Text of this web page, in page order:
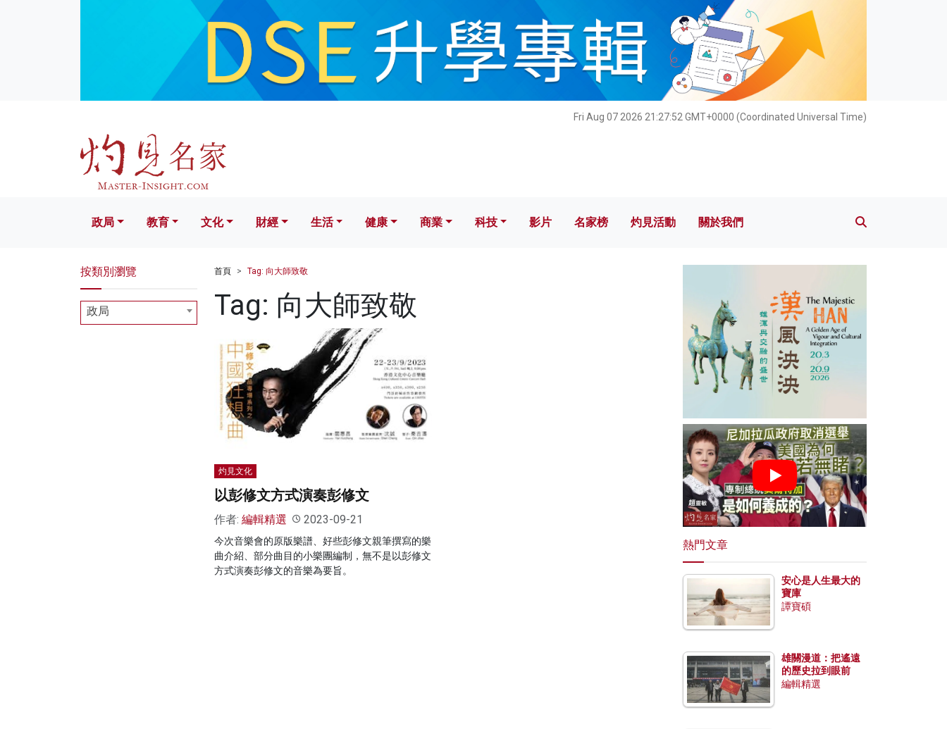
Fri Aug 07 2026 21:27:53 GMT+0000 (Coordinated Universal Time)
文化 財經 生活 健康 科技 影片 名家榜 灼見活動 關於我們
政局 教育 文化 財經 生活 健康 商業 科技 影片 名家榜 灼見活動 關於我們
首頁 Tag: 向大師致敬
Tag: 向大師致敬
灼見文化
以彭修文方式演奏彭修文
作者: 編輯精選 2023-09-21
今次音樂會的原版樂譜、好些彭修文親筆撰寫的樂
曲介紹、部分曲目的小樂團編制，無不是以彭修文
方式演奏彭修文的音樂為要旨。
按類別瀏覽
政局
熱門文章
安心是人生最大的
寶庫
譚寶碩
雄關漫道：把遙遠
的歷史拉到眼前
編輯精選